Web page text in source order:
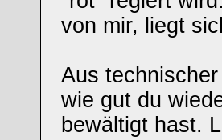
von mir, liegt
Aus
wie gut du
bewältigt hast.